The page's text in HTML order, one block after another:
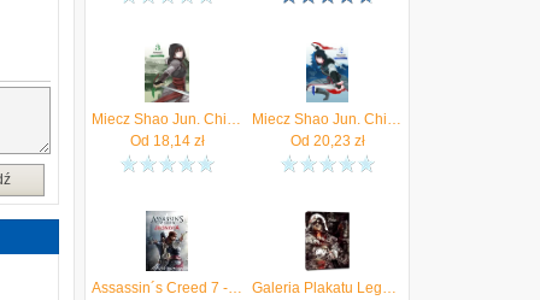
Miecz Shao Jun. Chiny. Assassin's Creed. Tom 3
Od 18,14zł
Miecz Shao Jun. Chiny. Assassin`s Creed. Tom 2
Od 20,23 zł
Assassin´s Creed 7 - Jednota
Galeria Plakatu Legends Of Bedlam Edward Kenway Assassin&S Creed Obraz Na Płótnie 20X30Cm (CGM038720X30)